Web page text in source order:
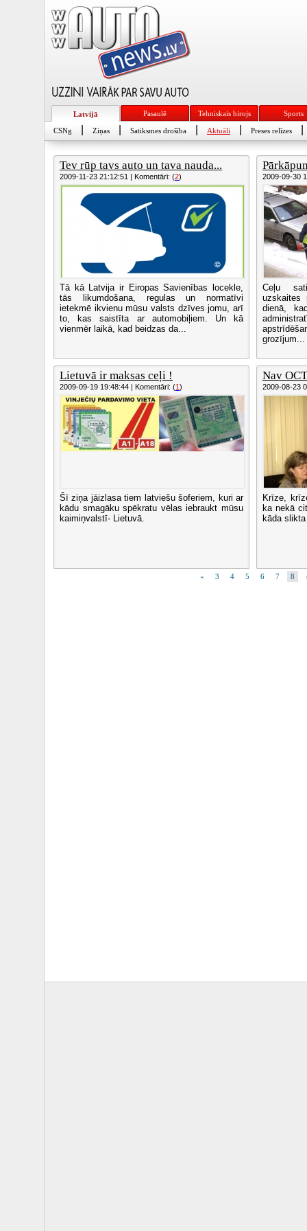
Latvijā Pasaulē Tehniskais birojs Sports
CSNg Ziņas Satiksmes drošība Aktuāli Preses relīzes
Tev rūp tavs auto un tava nauda...
2009-11-23 21:12:51 | Komentāri: (2)
Tā kā Latvija ir Eiropas Savienības locekle,
tās likumdošana, regulas un normatīvi
ietekmē ikvienu mūsu valsts dzīves jomu, arī
to, kas saistīta ar automobiļiem. Un kā
vienmēr laikā, kad beidzas da...
2009-09-30
Ceļu
uzskaites
dienā,
grozījum...
Lietuvā ir maksas ceļi !
2009-09-19 19:48:44 | Komentāri: (1)
Šī ziņa jāizlasa tiem latviešu šoferiem, kuri ar
kādu smagāku spēkratu vēlas iebraukt mūsu
kaimiņvalstī- Lietuvā.
Nav
2009-08-23
Krīze,
ka nekā
kāda
« 3 4 5 6 7 8